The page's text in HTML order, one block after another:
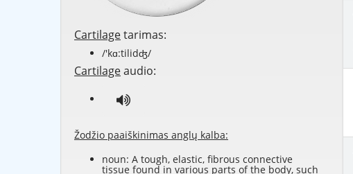
Cartilagetarimas:
/'kɑ:tilidʤ/
Cartilageaudio:
Žodžio paaiškinimas anglų kalba:
noun: A tough, elastic, fibrous connective
tissue found in various parts of the body, such